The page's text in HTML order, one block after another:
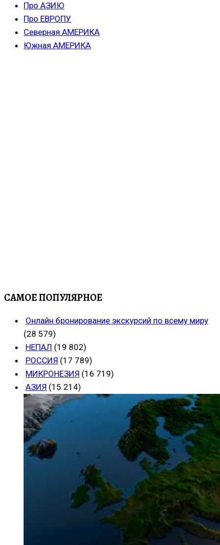
Про АЗИЮ
Про ЕВРОПУ
Северная АМЕРИКА
Южная АМЕРИКА
САМОЕ ПОПУЛЯРНОЕ
Онлайн бронирование экскурсий по всему миру
(28 579)
НЕПАЛ (19 802)
РОССИЯ (17 789)
МИКРОНЕЗИЯ (16 719)
АЗИЯ (15 214)